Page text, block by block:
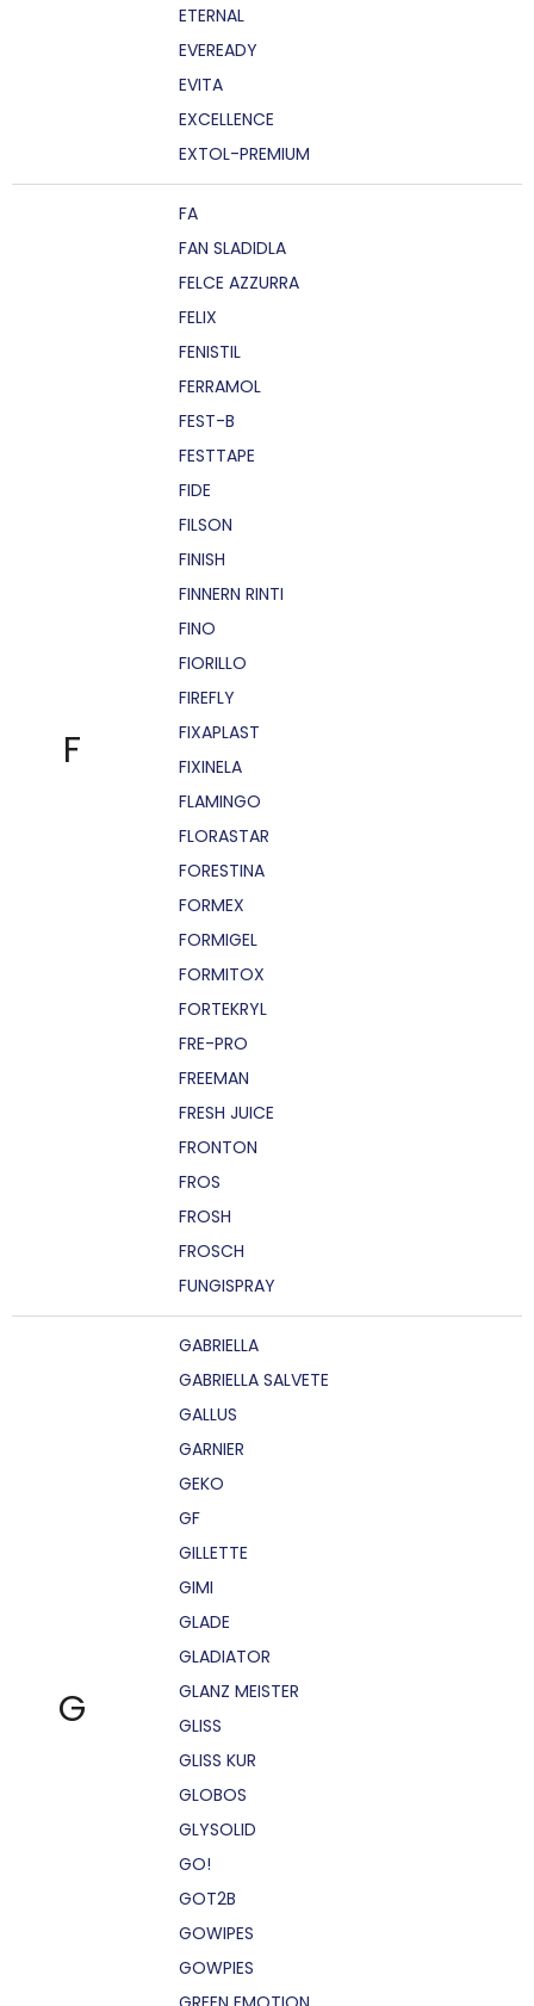
ETERNAL
EVEREADY
EVITA
EXCELLENCE
EXTOL-PREMIUM
F
FA
FAN SLADIDLA
FELCE AZZURRA
FELIX
FENISTIL
FERRAMOL
FEST-B
FESTTAPE
FIDE
FILSON
FINISH
FINNERN RINTI
FINO
FIORILLO
FIREFLY
FIXAPLAST
FIXINELA
FLAMINGO
FLORASTAR
FORESTINA
FORMEX
FORMIGEL
FORMITOX
FORTEKRYL
FRE-PRO
FREEMAN
FRESH JUICE
FRONTON
FROS
FROSH
FROSCH
FUNGISPRAY
G
GABRIELLA
GABRIELLA SALVETE
GALLUS
GARNIER
GEKO
GF
GILLETTE
GIMI
GLADE
GLADIATOR
GLANZ MEISTER
GLISS
GLISS KUR
GLOBOS
GLYSOLID
GO!
GOT2B
GOWIPES
GOWPIES